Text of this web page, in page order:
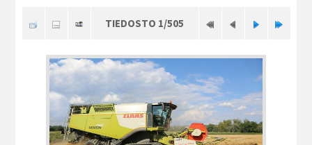
TIEDOSTO 1/505